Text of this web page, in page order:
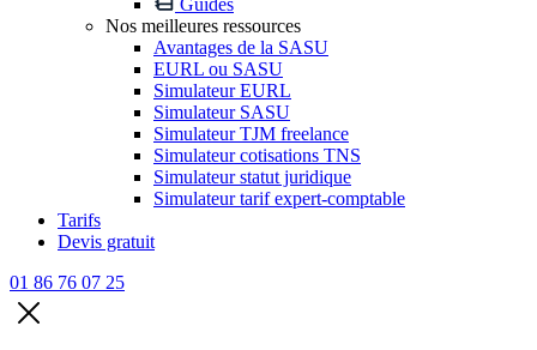
Guides
Nos meilleures ressources
Avantages de la SASU
EURL ou SASU
Simulateur EURL
Simulateur SASU
Simulateur TJM freelance
Simulateur cotisations TNS
Simulateur statut juridique
Simulateur tarif expert-comptable
Tarifs
Devis gratuit
01 86 76 07 25